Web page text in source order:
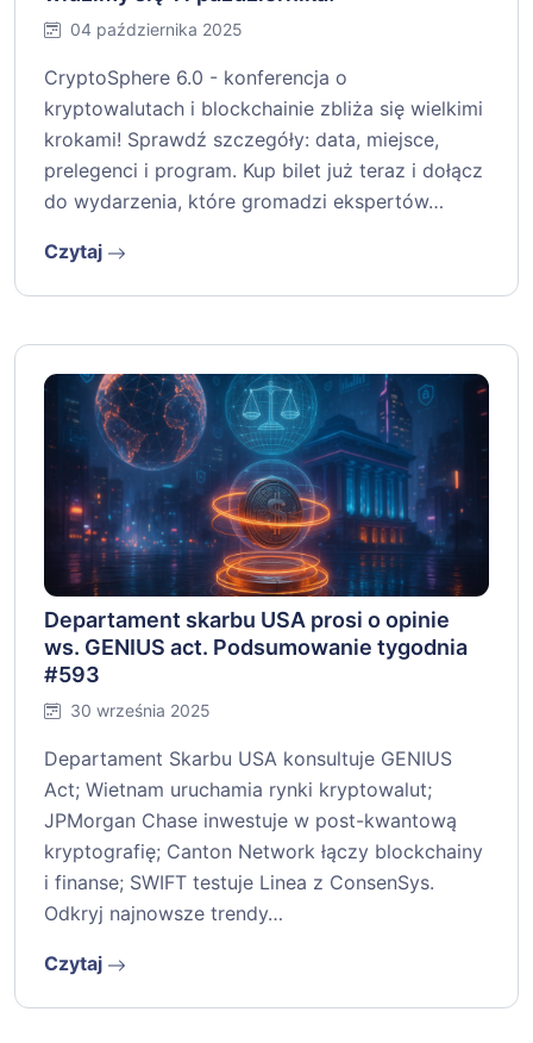
04 października 2025
CryptoSphere 6.0 - konferencja o
kryptowalutach i blockchainie zbliża się wielkimi
krokami! Sprawdź szczegóły: data, miejsce,
prelegenci i program. Kup bilet już teraz i dołącz
do wydarzenia, które gromadzi ekspertów…
Czytaj
Departament skarbu USA prosi o opinie
ws. GENIUS act. Podsumowanie tygodnia
#593
30 września 2025
Departament Skarbu USA konsultuje GENIUS
Act; Wietnam uruchamia rynki kryptowalut;
JPMorgan Chase inwestuje w post-kwantową
kryptografię; Canton Network łączy blockchainy
i finanse; SWIFT testuje Linea z ConsenSys.
Odkryj najnowsze trendy…
Czytaj